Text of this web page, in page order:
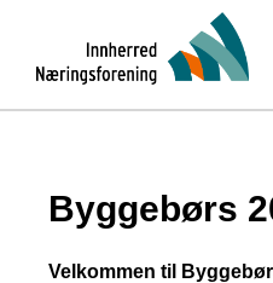
Byggebørs
Velkommen til